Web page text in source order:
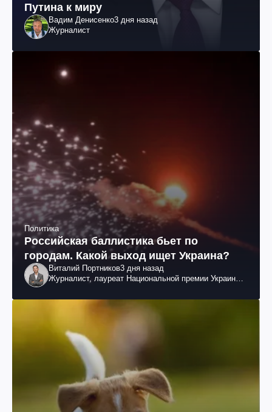
Путина к миру
Вадим Денисенко3 дня назад
Журналист
Политика
Российская баллистика бьет по
городам. Какой выход ищет Украина?
Виталий Портников3 дня назад
Журналист, лауреат Национальной премии Украины